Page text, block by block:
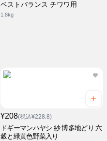
ベストバランス チワワ用
1.8kg
¥208(税込¥228.8)
ドギーマンハヤシ 紗 博多地どり 六
穀と緑黄色野菜入り